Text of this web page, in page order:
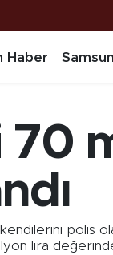
Haber
70
polis
lira